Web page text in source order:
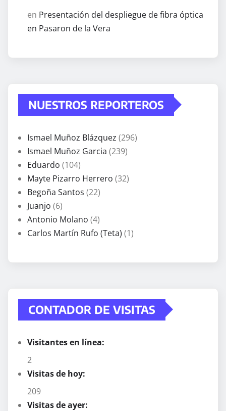
en Presentación del despliegue de fibra óptica
en Pasaron de la Vera
NUESTROS REPORTEROS
Ismael Muñoz Blázquez (296)
Ismael Muñoz Garcia (239)
Eduardo (104)
Mayte Pizarro Herrero (32)
Begoña Santos (22)
Juanjo (6)
Antonio Molano (4)
Carlos Martín Rufo (Teta) (1)
CONTADOR DE VISITAS
Visitantes en línea:
2
Visitas de hoy:
209
Visitas de ayer: